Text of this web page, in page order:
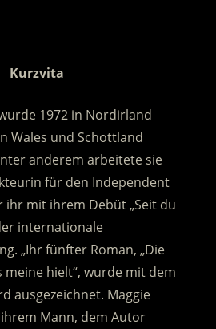
Kurzvita
1972 in Nordirland
Wales und Schottland
anderem arbeitete sie
für den Independent
ihr mit ihrem Debüt „Seit du
internationale
„Ihr fünfter Roman, „Die
meine hielt“, wurde mit dem
ausgezeichnet. Maggie
Mann, dem Autor